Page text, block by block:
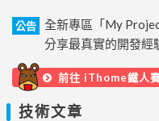
公告
全新專區「My
分享最真實的開發經
前往 iThome鐵人
技術文章